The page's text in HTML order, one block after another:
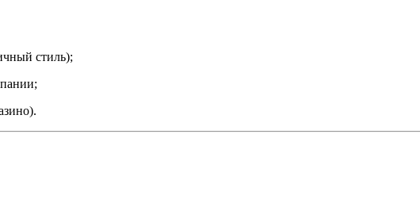
стиль);